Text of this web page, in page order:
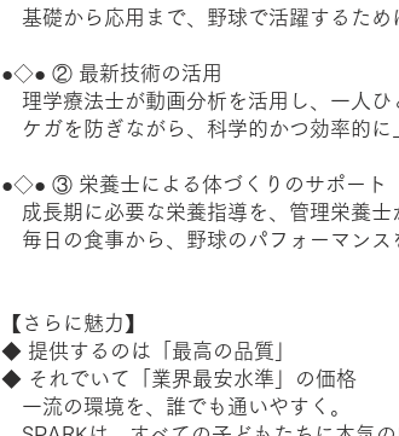
基礎から応用まで、野球で活躍するため
●◇● ② 最新技術の活用
理学療法士が動画分析を活用し、一人ひ
ケガを防ぎながら、科学的かつ効率的に
●◇● ③ 栄養士による体づくりのサポート
成長期に必要な栄養指導を、管理栄養士
毎日の食事から、野球のパフォーマンス
【さらに魅力】
◆ 提供するのは「最高の品質」
◆ それでいて「業界最安水準」の価格
一流の環境を、誰でも通いやすく。